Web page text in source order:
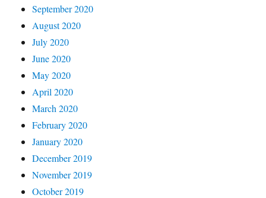
September 2020
August 2020
July 2020
June 2020
May 2020
April 2020
March 2020
February 2020
January 2020
December 2019
November 2019
October 2019